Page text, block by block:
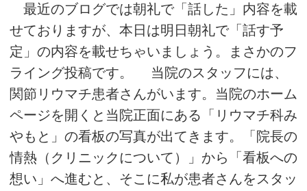
最近のブログでは朝礼で「話した」内容を載
せておりますが、本日は明日朝礼で「話す予
定」の内容を載せちゃいましょう。まさかのフ
ライング投稿です。 当院のスタッフには、
関節リウマチ患者さんがいます。当院のホーム
ページを開くと当院正面にある「リウマチ科み
やもと」の看板の写真が出てきます。「院長の
情熱（クリニックについて）」から「看板への
想い」へ進むと、そこに私が患者さんをスタッ